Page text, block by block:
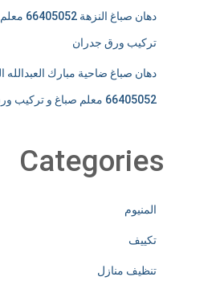
دهان صباغ
تركيب ورق جدران
دهان صباغ ضاحية مبارك العبدالله
66405052 معلم صباغ و تركيب ورق جدران
Categories
المنيوم
تكييف
تنظيف منازل